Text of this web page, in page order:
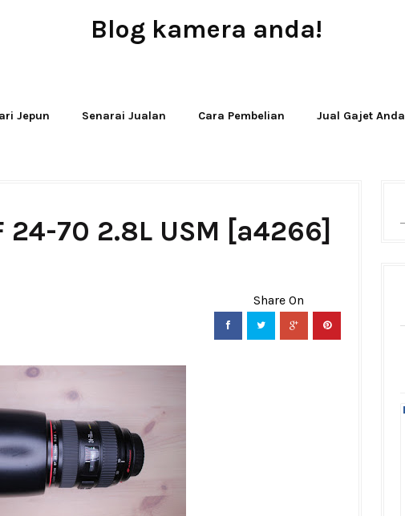
Blog kamera anda!
Jepun Senarai Jualan Cara Pembelian Jual Gajet Anda
24-70 2.8L USM [a4266]